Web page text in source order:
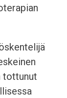
tottunut